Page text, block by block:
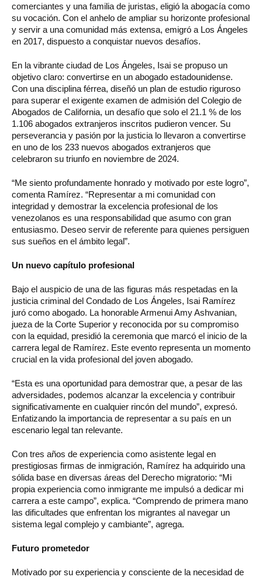
comerciantes y una familia de juristas, eligió la abogacía como
su vocación. Con el anhelo de ampliar su horizonte profesional
y servir a una comunidad más extensa, emigró a Los Ángeles
en 2017, dispuesto a conquistar nuevos desafíos.
En la vibrante ciudad de Los Ángeles, Isai se propuso un
objetivo claro: convertirse en un abogado estadounidense.
Con una disciplina férrea, diseñó un plan de estudio riguroso
para superar el exigente examen de admisión del Colegio de
Abogados de California, un desafío que solo el 21.1 % de los
1.106 abogados extranjeros inscritos pudieron vencer. Su
perseverancia y pasión por la justicia lo llevaron a convertirse
en uno de los 233 nuevos abogados extranjeros que
celebraron su triunfo en noviembre de 2024.
“Me siento profundamente honrado y motivado por este logro”,
comenta Ramírez. “Representar a mi comunidad con
integridad y demostrar la excelencia profesional de los
venezolanos es una responsabilidad que asumo con gran
entusiasmo. Deseo servir de referente para quienes persiguen
sus sueños en el ámbito legal”.
Un nuevo capítulo profesional
Bajo el auspicio de una de las figuras más respetadas en la
justicia criminal del Condado de Los Ángeles, Isai Ramírez
juró como abogado. La honorable Armenui Amy Ashvanian,
jueza de la Corte Superior y reconocida por su compromiso
con la equidad, presidió la ceremonia que marcó el inicio de la
carrera legal de Ramírez. Este evento representa un momento
crucial en la vida profesional del joven abogado.
“Esta es una oportunidad para demostrar que, a pesar de las
adversidades, podemos alcanzar la excelencia y contribuir
significativamente en cualquier rincón del mundo”, expresó.
Enfatizando la importancia de representar a su país en un
escenario legal tan relevante.
Con tres años de experiencia como asistente legal en
prestigiosas firmas de inmigración, Ramírez ha adquirido una
sólida base en diversas áreas del Derecho migratorio: “Mi
propia experiencia como inmigrante me impulsó a dedicar mi
carrera a este campo”, explica. “Comprendo de primera mano
las dificultades que enfrentan los migrantes al navegar un
sistema legal complejo y cambiante”, agrega.
Futuro prometedor
Motivado por su experiencia y consciente de la necesidad de